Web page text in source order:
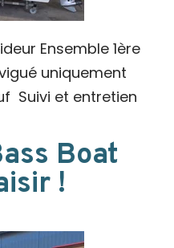
Ensemble 1ère
uniquement
Suivi et entretien
Boat
!